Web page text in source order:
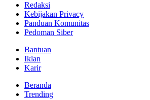
Redaksi
Kebijakan Privacy
Panduan Komunitas
Pedoman Siber
Bantuan
Iklan
Karir
Beranda
Trending